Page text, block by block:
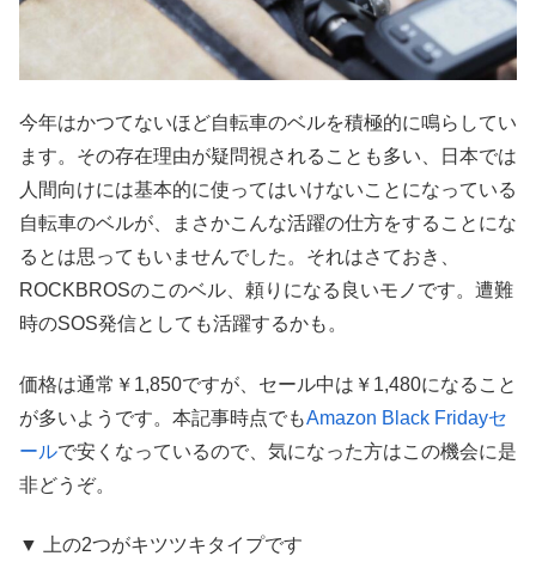
今年はかつてないほど自転車のベルを積極的に鳴らしてい
ます。その存在理由が疑問視されることも多い、日本では
人間向けには基本的に使ってはいけないことになっている
自転車のベルが、まさかこんな活躍の仕方をすることにな
るとは思ってもいませんでした。それはさておき、
ROCKBROSのこのベル、頼りになる良いモノです。遭難
時のSOS発信としても活躍するかも。
価格は通常￥1,850ですが、セール中は￥1,480になること
が多いようです。本記事時点でもAmazon Black Fridayセ
ールで安くなっているので、気になった方はこの機会に是
非どうぞ。
▼ 上の2つがキツツキタイプです